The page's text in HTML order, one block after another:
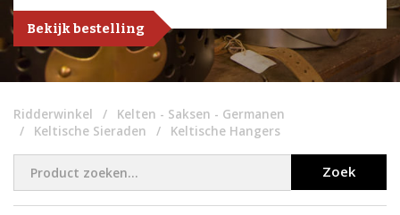
Bekijk bestelling
Ridderwinkel
Kelten - Saksen - Germanen
Keltische Sieraden
Keltische Hangers
Zoek